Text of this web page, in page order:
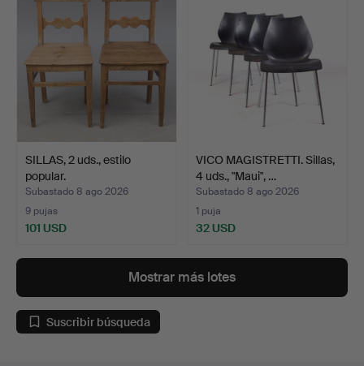
SILLAS, 2 uds., estilo
popular.
Subastado 8 ago 2026
9 pujas
101 USD
VICO MAGISTRETTI. Sillas,
4 uds., "Maui", …
Subastado 8 ago 2026
1 puja
32 USD
Mostrar más lotes
Suscribir búsqueda